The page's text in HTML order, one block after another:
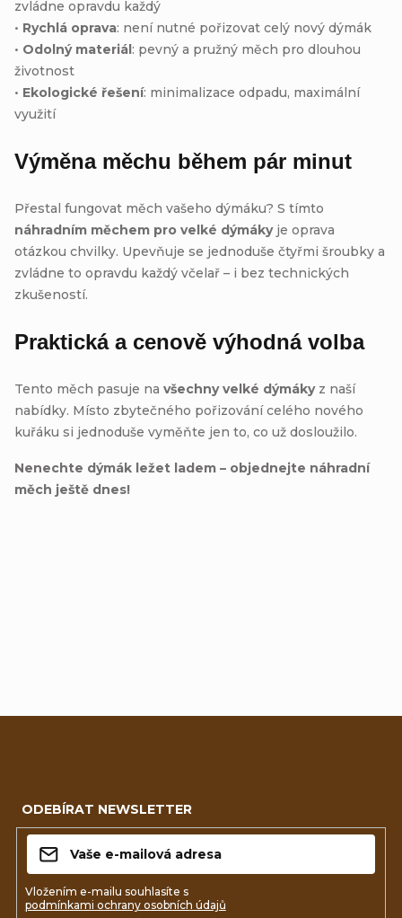
zvládne opravdu každý
• Rychlá oprava: není nutné pořizovat celý nový dýmák
• Odolný materiál: pevný a pružný měch pro dlouhou
životnost
• Ekologické řešení: minimalizace odpadu, maximální
využití
Výměna měchu během pár minut
Přestal fungovat měch vašeho dýmáku? S tímto
náhradním měchem pro velké dýmákyje oprava
otázkou chvilky. Upevňuje se jednoduše čtyřmi šroubky a
zvládne to opravdu každý včelař – i bez technických
zkušeností.
Praktická a cenově výhodná volba
Tento měch pasuje na všechny velké dýmákyz naší
nabídky. Místo zbytečného pořizování celého nového
kuřáku si jednoduše vyměňte jen to, co už dosloužilo.
Nenechte dýmák ležet ladem – objednejte náhradní
měch ještě dnes!
ODEBÍRAT NEWSLETTER
Vložením e-mailu souhlasíte s
podmínkami ochrany osobních údajů